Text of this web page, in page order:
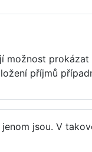
možnost
příjmů
jsou. V